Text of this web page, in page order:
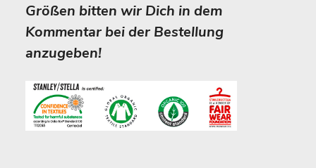
Größen bitten wir Dich in dem
Kommentar bei der Bestellung
anzugeben!